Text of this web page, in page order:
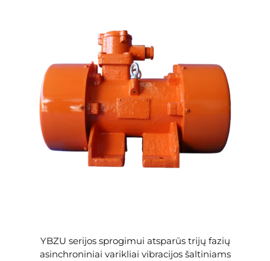
YBZU serijos sprogimui atsparūs trijų fazių
asinchroniniai varikliai vibracijos šaltiniams